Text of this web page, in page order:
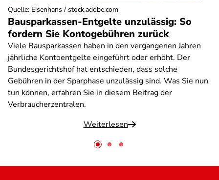
Bausparkassen-Entgelte unzulässig: So
fordern Sie Kontogebühren zurück
Viele Bausparkassen haben in den vergangenen Jahren
jährliche Kontoentgelte eingeführt oder erhöht. Der
Bundesgerichtshof hat entschieden, dass solche
Gebühren in der Sparphase unzulässig sind. Was Sie nun
tun können, erfahren Sie in diesem Beitrag der
Verbraucherzentralen.
Weiterlesen
Quelle: Eisenhans / stock.adobe.com